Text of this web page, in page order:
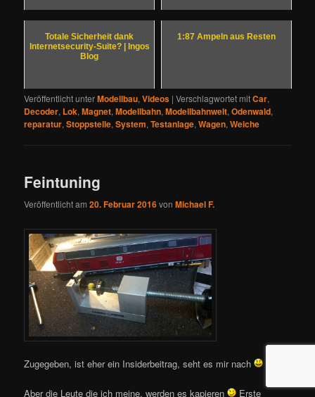
Totale Sicherheit dank
Internetsecurity-Suite? | Ingos
Blog
1:87 Ampeln aus Resten
Veröffentlicht unterModellbau,Videos |Verschlagwortet mitCar,
Decoder, Lok,Magnet,Modellbahn,Modellbahnwelt,Odenwald,
reparatur,Stoppstelle,System,Testanlage,Wagen,Weiche
Feintuning
Veröffentlicht am20. Februar 2016vonMichael F.
Zugegeben, ist eher ein Insiderbeitrag, seht es mir nach
Aber die Leute die ich meine, werden es kapieren Erste